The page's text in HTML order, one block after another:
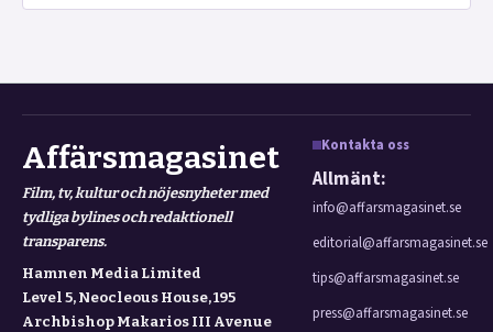
Affärsmagasinet
Film, tv, kultur och nöjesnyheter med
tydliga bylines och redaktionell
transparens.
Hamnen Media Limited
Level 5, Neocleous House, 195
Archbishop Makarios III Avenue
Kontakta oss
Allmänt:
info@affarsmagasinet.se
editorial@affarsmagasinet.se
tips@affarsmagasinet.se
press@affarsmagasinet.se